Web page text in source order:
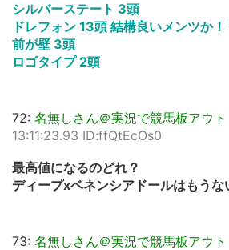
シルバーステート 3頭
ドレフォン 13頭 結構良いメンツか！
前が壁 3頭
ロゴタイプ 2頭
72: 名無しさん＠実況で競馬板アウト
13:11:23.93 ID:ffQtEcOs0
最高値になるのどれ？
ディープxベネンシアドールはもうな
73: 名無しさん＠実況で競馬板アウト